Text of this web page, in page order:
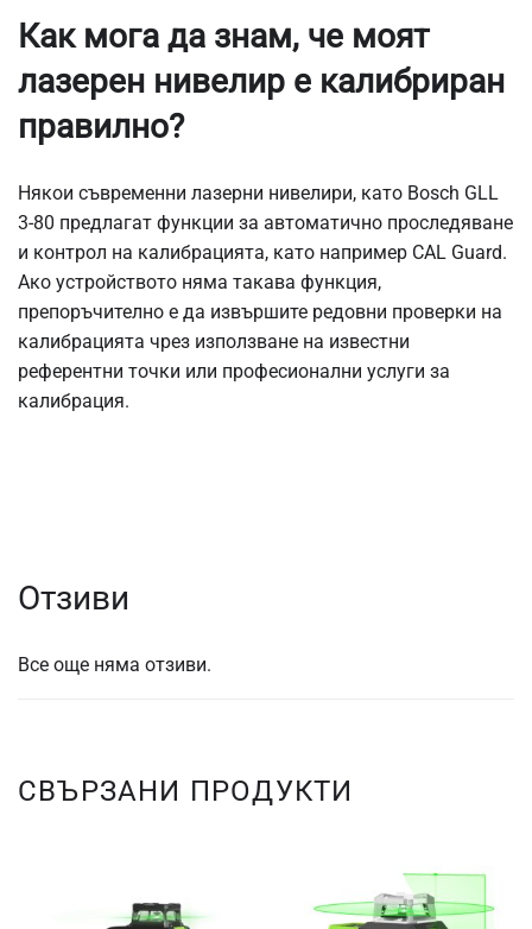
Как мога да знам, че моят
лазерен нивелир е калибриран
правилно?
Някои съвременни лазерни нивелири, като Bosch GLL
3-80 предлагат функции за автоматично проследяване
и контрол на калибрацията, като например CAL Guard.
Ако устройството няма такава функция,
препоръчително е да извършите редовни проверки на
калибрацията чрез използване на известни
референтни точки или професионални услуги за
калибрация.
Отзиви
Все още няма отзиви.
СВЪРЗАНИ ПРОДУКТИ